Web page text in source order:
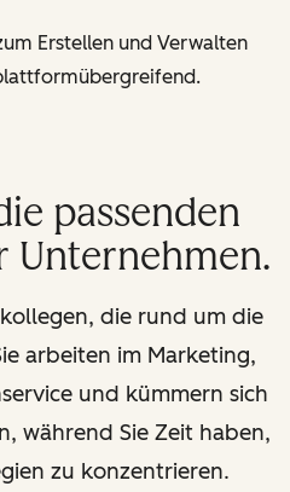
Erstellen und Verwalten
passenden
Unternehmen.
die rund um die
arbeiten im Marketing,
und kümmern sich
während Sie Zeit haben,
zu konzentrieren.